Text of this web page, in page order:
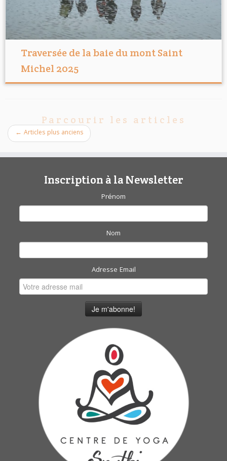
Traversée de la baie du mont Saint
Michel 2025
Parcourir les articles
← Articles plus anciens
Inscription à la Newsletter
Prénom
Nom
Adresse Email